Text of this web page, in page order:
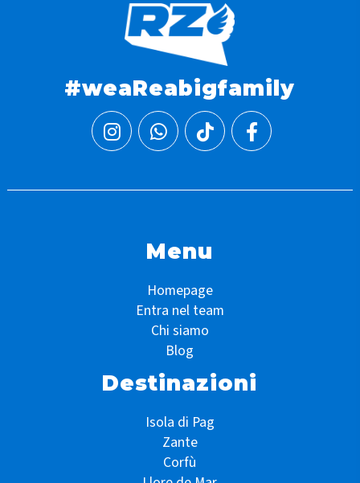
#weaReabigfamily
Menu
Homepage
Entra nel team
Chi siamo
Blog
Destinazioni
Isola di Pag
Zante
Corfù